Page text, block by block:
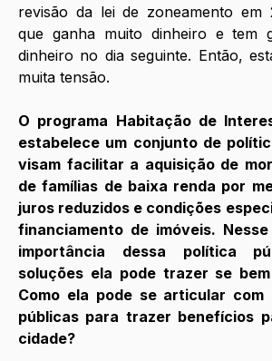
revisão da lei de zoneamento em
que ganha muito dinheiro e tem
dinheiro no dia seguinte. Então,
muita tensão.
O programa Habitação de
estabelece um conjunto de
visam facilitar a aquisição de
de famílias de baixa renda por
juros reduzidos e condições
financiamento de imóveis.
importância dessa política
soluções ela pode trazer se
Como ela pode se articular
públicas para trazer benefícios
cidade?